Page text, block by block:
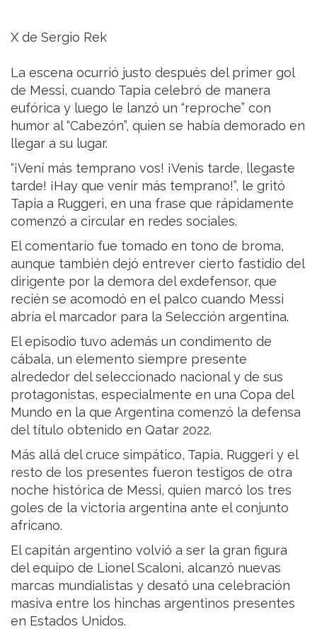
X de Sergio Rek
La escena ocurrió justo después del primer gol
de Messi, cuando Tapia celebró de manera
eufórica y luego le lanzó un “reproche” con
humor al “Cabezón”, quien se había demorado en
llegar a su lugar.
“¡Vení más temprano vos! ¡Venís tarde, llegaste
tarde! ¡Hay que venir más temprano!”, le gritó
Tapia a Ruggeri, en una frase que rápidamente
comenzó a circular en redes sociales.
El comentario fue tomado en tono de broma,
aunque también dejó entrever cierto fastidio del
dirigente por la demora del exdefensor, que
recién se acomodó en el palco cuando Messi
abría el marcador para la Selección argentina.
El episodio tuvo además un condimento de
cábala, un elemento siempre presente
alrededor del seleccionado nacional y de sus
protagonistas, especialmente en una Copa del
Mundo en la que Argentina comenzó la defensa
del título obtenido en Qatar 2022.
Más allá del cruce simpático, Tapia, Ruggeri y el
resto de los presentes fueron testigos de otra
noche histórica de Messi, quien marcó los tres
goles de la victoria argentina ante el conjunto
africano.
El capitán argentino volvió a ser la gran figura
del equipo de Lionel Scaloni, alcanzó nuevas
marcas mundialistas y desató una celebración
masiva entre los hinchas argentinos presentes
en Estados Unidos.